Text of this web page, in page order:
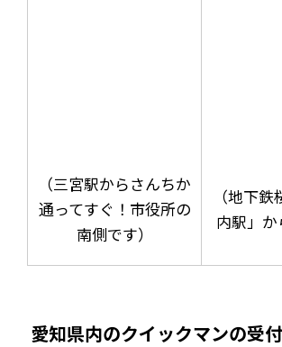
（三宮駅からさんちか
通ってすぐ！市役所の
南側です）
（地下
内駅」か
愛知県内のクイックマンの受